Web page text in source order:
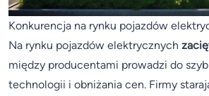
Konkurencja na rynku pojazdów
Na rynku pojazdów elektrycznych
między producentami prowadzi do
technologii i obniżania cen. Firmy